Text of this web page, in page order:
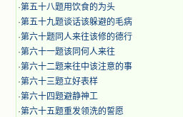
·第五十八题用饮食的为头
·第五十九题谈话该躲避的毛病
·第六十题同人来往该修的德行
·第六十一题该同何人来往
·第六十二题来往中该注意的事
·第六十三题立好表样
·第六十四题避静神工
·第六十五题重发领洗的誓愿